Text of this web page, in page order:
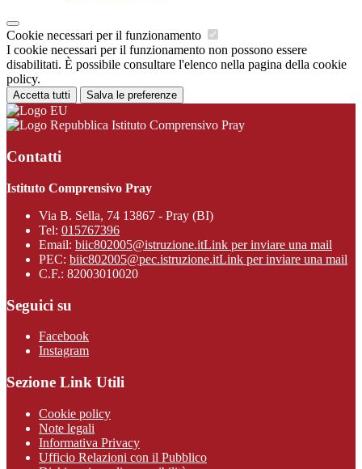
Cookie necessari per il funzionamento
I cookie necessari per il funzionamento non possono essere
disabilitati. È possibile consultare l'elenco nella pagina della cookie
policy.
Accetta tutti Salva le preferenze
Istituto Comprensivo Pray
Contatti
Istituto Comprensivo Pray
Via B. Sella, 74 13867 - Pray (BI)
Tel: 015767396
Email: biic802005@istruzione.itLink per inviare una mail
PEC: biic802005@pec.istruzione.itLink per inviare una mail
C.F.: 82003010020
Seguici su
Facebook
Instagram
Sezione Link Utili
Cookie policy
Note legali
Informativa Privacy
Ufficio Relazioni con il Pubblico